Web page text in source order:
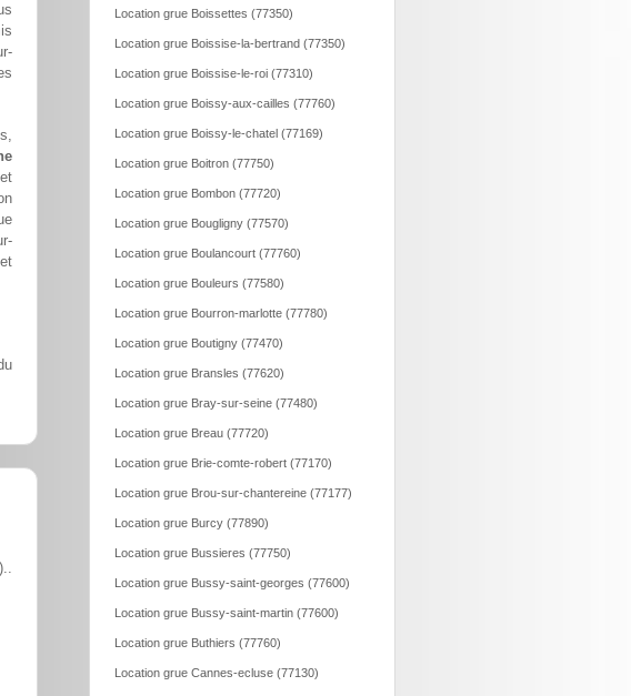
Location grue Boissettes (77350)
Location grue Boissise-la-bertrand (77350)
Location grue Boissise-le-roi (77310)
Location grue Boissy-aux-cailles (77760)
Location grue Boissy-le-chatel (77169)
Location grue Boitron (77750)
Location grue Bombon (77720)
Location grue Bougligny (77570)
Location grue Boulancourt (77760)
Location grue Bouleurs (77580)
Location grue Bourron-marlotte (77780)
Location grue Boutigny (77470)
Location grue Bransles (77620)
Location grue Bray-sur-seine (77480)
Location grue Breau (77720)
Location grue Brie-comte-robert (77170)
Location grue Brou-sur-chantereine (77177)
Location grue Burcy (77890)
Location grue Bussieres (77750)
Location grue Bussy-saint-georges (77600)
Location grue Bussy-saint-martin (77600)
Location grue Buthiers (77760)
Location grue Cannes-ecluse (77130)